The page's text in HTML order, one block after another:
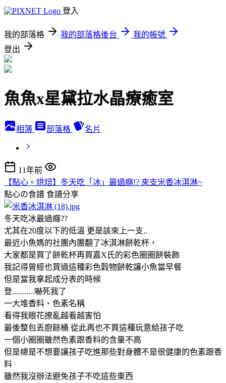
登入
我的部落格 我的部落格後台
我的帳號
登出
魚魚x星黛拉水晶療癒室
相簿 部落格 名片
11年前
【點心。烘焙】冬天吃「冰」最過癮!? 來支米香冰淇淋~
點心の食譜 食譜分享
冬天吃冰最過癮??
尤其在20度以下的低溫 更是該來上一支..
最近小魚媽的社團內團翻了冰淇淋餅乾杯，
大家都是買了餅乾杯再買嘉X氏的彩色圈圈餅裝飾
我記得曾經也買過這種彩色穀物餅乾讓小魚當早餐
但是當我拿起成分表的時候
登...........嚇死我了
一大堆香料、色素名稱
看得我眼花撩亂越看越害怕
最後整包丟廚餘桶 從此再也不買這種玩意給孩子吃
一個小圈圈雖然色素跟香料的含量不高
但是總是不想要讓孩子吃進那些對身體不是很健康的色素跟香
料
雖然我沒辦法避免孩子不吃這些東西